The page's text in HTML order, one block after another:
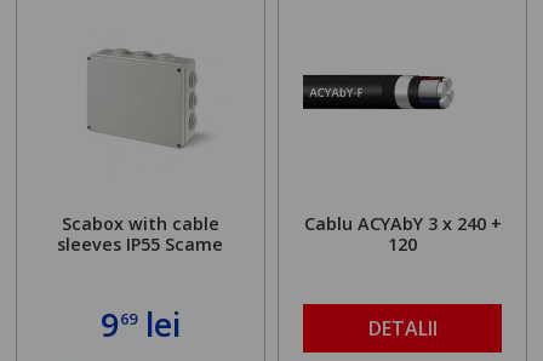
Scabox with cable
sleeves IP55 Scame
969lei
Cablu ACYAbY 3 x 240 +
120
DETALII